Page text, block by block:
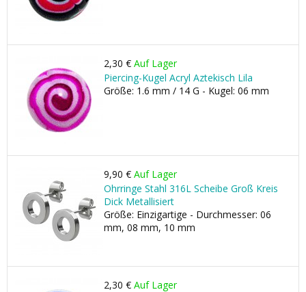
2,30 € Auf Lager
Piercing-Kugel Acryl Aztekisch Lila
Größe: 1.6 mm / 14 G - Kugel: 06 mm
9,90 € Auf Lager
Ohrringe Stahl 316L Scheibe Groß Kreis
Dick Metallisiert
Größe: Einzigartige - Durchmesser: 06
mm, 08 mm, 10 mm
2,30 € Auf Lager